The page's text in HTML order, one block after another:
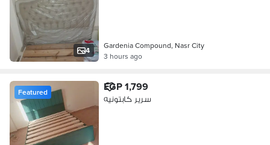
4
Gardenia Compound, Nasr City
3 hours ago
Featured EGP 1,799
سرير كابتونيه